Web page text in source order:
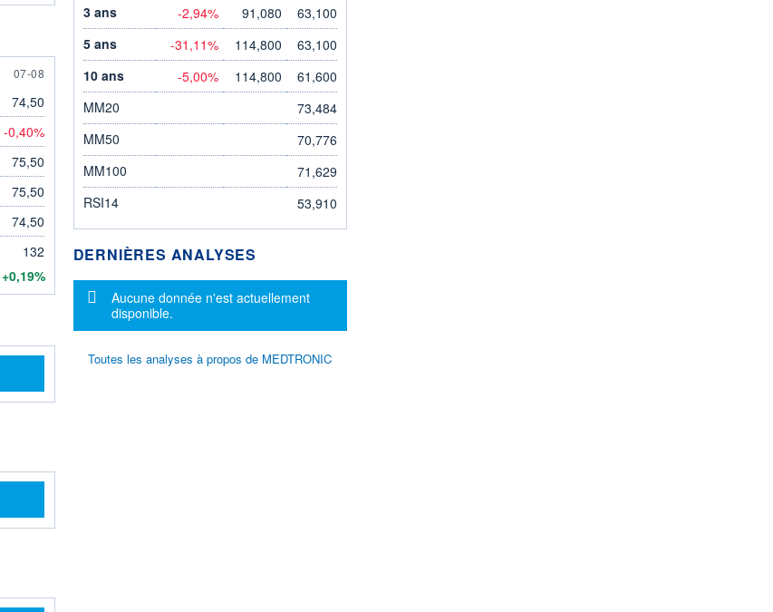
7 AUGUST
07-08
74,50
-0,40%
75,50
75,50
74,50
132
+0,19%
3 ans
-2,94% 91,080
63,100
5 ans
-31,11% 114,800
63,100
10 ans
-5,00% 114,800
61,600
MM20
73,484
MM50
70,776
MM100
71,629
RSI14
53,910
DERNIÈRES ANALYSES
Message d'information
Aucune donnée n'est actuellement
disponible.
Toutes les analyses à propos de MEDTRONIC